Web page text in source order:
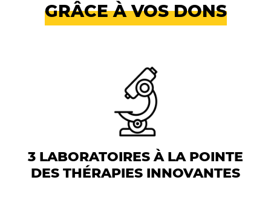
GRÂCE À VOS DONS
3 LABORATOIRES À LA POINTE
DES THÉRAPIES INNOVANTES